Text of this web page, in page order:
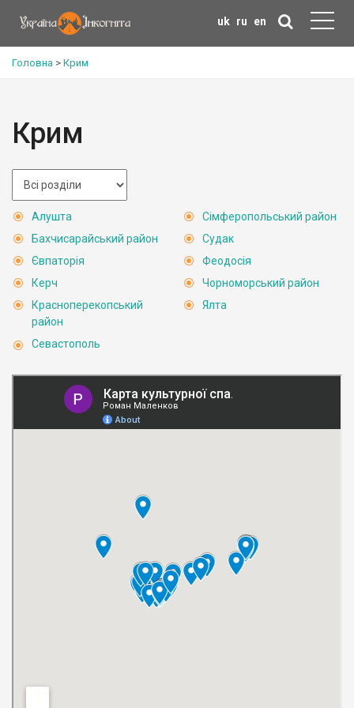
uk ru en
Головна > Крим
Крим
Алушта
Бахчисарайський район
Євпаторія
Керч
Красноперекопський
район
Севастополь
Сімферопольський район
Судак
Феодосія
Чорноморський район
Ялта